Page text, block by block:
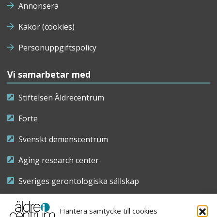
Hantera samtycke till cookies
Annonsera
Kakor (cookies)
Personuppgiftspolicy
Vi samarbetar med
Stiftelsen Äldrecentrum
Forte
Svenskt demenscentrum
Aging research center
Sveriges gerontologiska sällskap
Riksföreningen för sjuksköterskor inom äldre- och